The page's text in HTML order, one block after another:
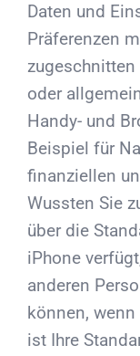
Daten und
Präferenzen
zugeschnitten
oder
Handy- und
Beispiel für
finanziellen
Wussten Sie
über die
iPhone
anderen
können,
ist Ihre